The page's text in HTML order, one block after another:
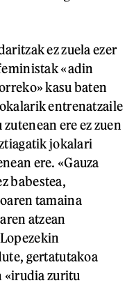
ez zuela ezer
«adin
kasu baten
entrenatzaile
ere ez zuen
jokalari
ere. «Gauza
babestea,
tamaina
atzean
gertatutakoa
«irudia zuritu